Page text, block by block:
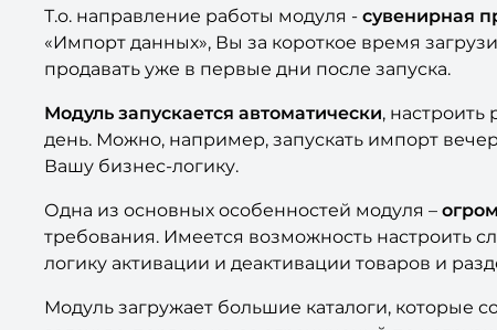
Т.о. направление работы модуля - сувенирная
«Импорт данных», Вы за короткое время
продавать уже в первые дни после запуска.
Модуль запускается автоматически,
день. Можно, например, запускать импорт
Вашу бизнес-логику.
Одна из основных особенностей модуля –
требования. Имеется возможность настроить
логику активации и деактивации товаров и
Модуль загружает большие каталоги, которые